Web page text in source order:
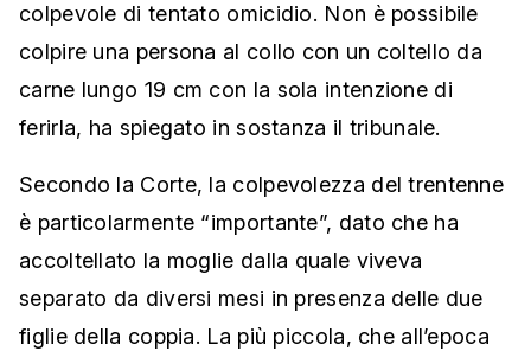
colpevole di tentato omicidio. Non è possibile
colpire una persona al collo con un coltello da
carne lungo 19 cm con la sola intenzione di
ferirla, ha spiegato in sostanza il tribunale.
Secondo la Corte, la colpevolezza del trentenne
è particolarmente “importante”, dato che ha
accoltellato la moglie dalla quale viveva
separato da diversi mesi in presenza delle due
figlie della coppia. La più piccola, che all’epoca